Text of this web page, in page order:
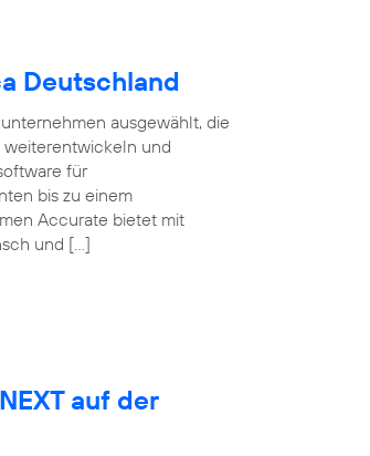
Deutschland
ausgewählt, die
weiterentwickeln und
für
bis zu einem
Accurate bietet mit
und […]
auf der